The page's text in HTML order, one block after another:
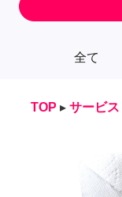
全て
TOP ▸ サービス